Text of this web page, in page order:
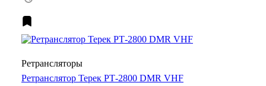
Ретрансляторы
Ретранслятор Терек РТ-2800 DMR VHF